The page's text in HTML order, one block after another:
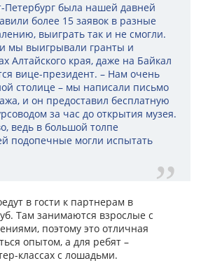
Петербург была нашей давней
более 15 заявок в разные
выиграть так и не смогли.
мы выигрывали гранты и
Алтайского края, даже на Байкал
вице-президент. – Нам очень
столице – мы написали письмо
и он предоставил бесплатную
за час до открытия музея.
ведь в большой толпе
подопечные могли испытать
в гости к партнерам в
Там занимаются взрослые с
поэтому это отличная
опытом, а для ребят –
классах с лошадьми.